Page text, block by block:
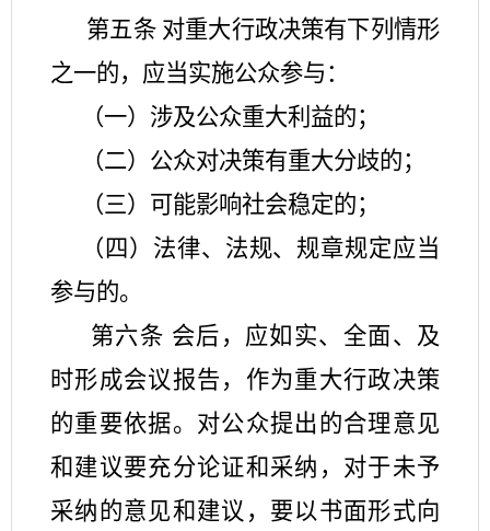
第五条 对重大行政决策有下列情形
之一的，应当实施公众参与：
（一）涉及公众重大利益的；
（二）公众对决策有重大分歧的；
（三）可能影响社会稳定的；
（四）法律、法规、规章规定应当
参与的。
第六条 会后，应如实、全面、及
时形成会议报告，作为重大行政决策
的重要依据。对公众提出的合理意见
和建议要充分论证和采纳，对于未予
采纳的意见和建议，要以书面形式向